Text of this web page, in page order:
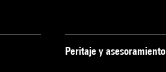
Peritaje y asesoramiento